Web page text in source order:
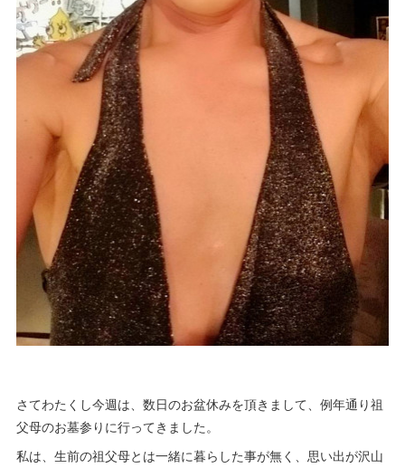
さてわたくし今週は、数日のお盆休みを頂きまして、例年通り祖
父母のお墓参りに行ってきました。
私は、生前の祖父母とは一緒に暮らした事が無く、思い出が沢山